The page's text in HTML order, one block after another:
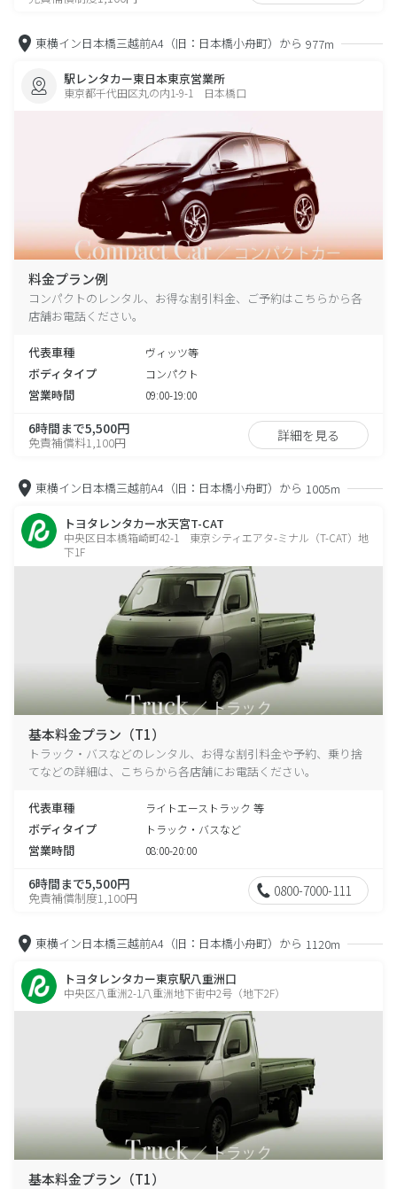
東横イン日本橋三越前A4（旧：日本橋小舟町）から 977m
駅レンタカー東日本東京営業所
東京都千代田区丸の内1-9-1 日本橋口
料金プラン例
コンパクトのレンタル、お得な割引料金、ご予約はこちらから各
店舗お電話ください。
代表車種 ヴィッツ等
ボディタイプ コンパクト
営業時間 09:00-19:00
6時間まで5,500円
免責補償料1,100円 詳細を見る
東横イン日本橋三越前A4（旧：日本橋小舟町）から 1005m
トヨタレンタカー水天宮T-CAT
中央区日本橋箱崎町42-1 東京シティエアタ-ミナル（T-CAT）地
下1F
基本料金プラン（T1）
トラック・バスなどのレンタル、お得な割引料金や予約、乗り捨
てなどの詳細は、こちらから各店舗にお電話ください。
代表車種 ライトエーストラック 等
ボディタイプ トラック・バスなど
営業時間 08:00-20:00
6時間まで5,500円
免責補償制度1,100円 0800-7000-111
東横イン日本橋三越前A4（旧：日本橋小舟町）から 1120m
トヨタレンタカー東京駅八重洲口
中央区八重洲2-1八重洲地下街中2号（地下2F）
基本料金プラン（T1）